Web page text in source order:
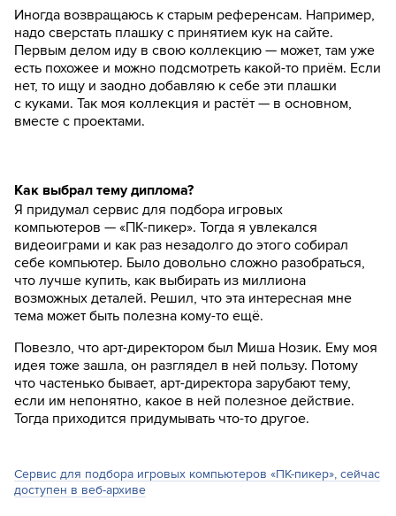
Иногда возвращаюсь к старым референсам. Например,
надо сверстать плашку с принятием кук на сайте.
Первым делом иду в свою коллекцию — может, там уже
есть похожее и можно подсмотреть какой-то приём. Если
нет, то ищу и заодно добавляю к себе эти плашки
с куками. Так моя коллекция и растёт — в основном,
вместе с проектами.
Как выбрал тему диплома?
Я придумал сервис для подбора игровых
компьютеров — «ПК-пикер». Тогда я увлекался
видеоиграми и как раз незадолго до этого собирал
себе компьютер. Было довольно сложно разобраться,
что лучше купить, как выбирать из миллиона
возможных деталей. Решил, что эта интересная мне
тема может быть полезна кому-то ещё.
Повезло, что арт-директором был Миша Нозик. Ему моя
идея тоже зашла, он разглядел в ней пользу. Потому
что частенько бывает, арт-директора зарубают тему,
если им непонятно, какое в ней полезное действие.
Тогда приходится придумывать что-то другое.
Сервис для подбора игровых компьютеров «ПК-пикер», сейчас
доступен в веб-архиве